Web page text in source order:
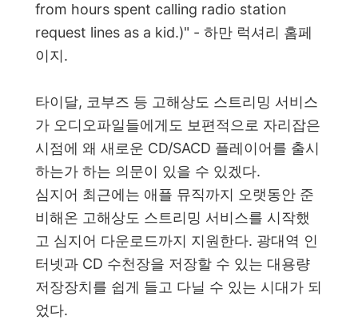
from hours spent calling radio station
request lines as a kid.)" - 하만 럭셔리 홈페
이지.
타이달, 코부즈 등 고해상도 스트리밍 서비스
가 오디오파일들에게도 보편적으로 자리잡은
시점에 왜 새로운 CD/SACD 플레이어를 출시
하는가 하는 의문이 있을 수 있겠다.
심지어 최근에는 애플 뮤직까지 오랫동안 준
비해온 고해상도 스트리밍 서비스를 시작했
고 심지어 다운로드까지 지원한다. 광대역 인
터넷과 CD 수천장을 저장할 수 있는 대용량
저장장치를 쉽게 들고 다닐 수 있는 시대가 되
었다.